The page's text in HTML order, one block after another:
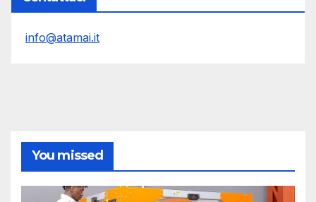
info@atamai.it
You missed